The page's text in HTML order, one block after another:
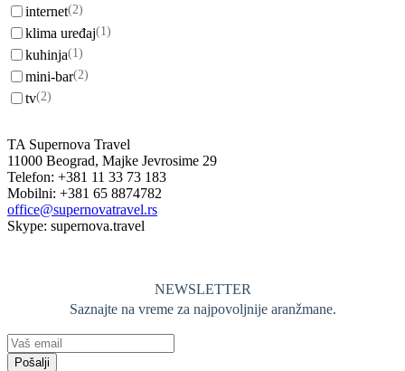
internet(2)
klima uređaj(1)
kuhinja(1)
mini-bar(2)
tv(2)
TA Supernova Travel
11000 Beograd, Majke Jevrosime 29
Telefon: +381 11 33 73 183
Mobilni: +381 65 8874782
office@supernovatravel.rs
Skype: supernova.travel
NEWSLETTER
Saznajte na vreme za najpovoljnije aranžmane.
Pošalji